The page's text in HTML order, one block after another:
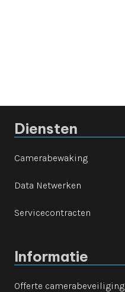
Diensten
Camerabewaking
Data Netwerken
Servicecontracten
Informatie
Offerte camerabeveiliging